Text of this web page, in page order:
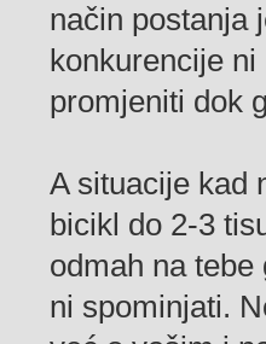
način postanja
konkurencije
promjeniti dok
A situacije kad
bicikl do 2-3
odmah na
ni spominjati.